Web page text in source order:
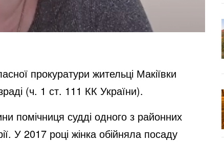
прокуратури жительці Макіївки
(ч. 1 ст. 111 КК України).
помічниця судді одного з районних
У 2017 році жінка обійняла посаду